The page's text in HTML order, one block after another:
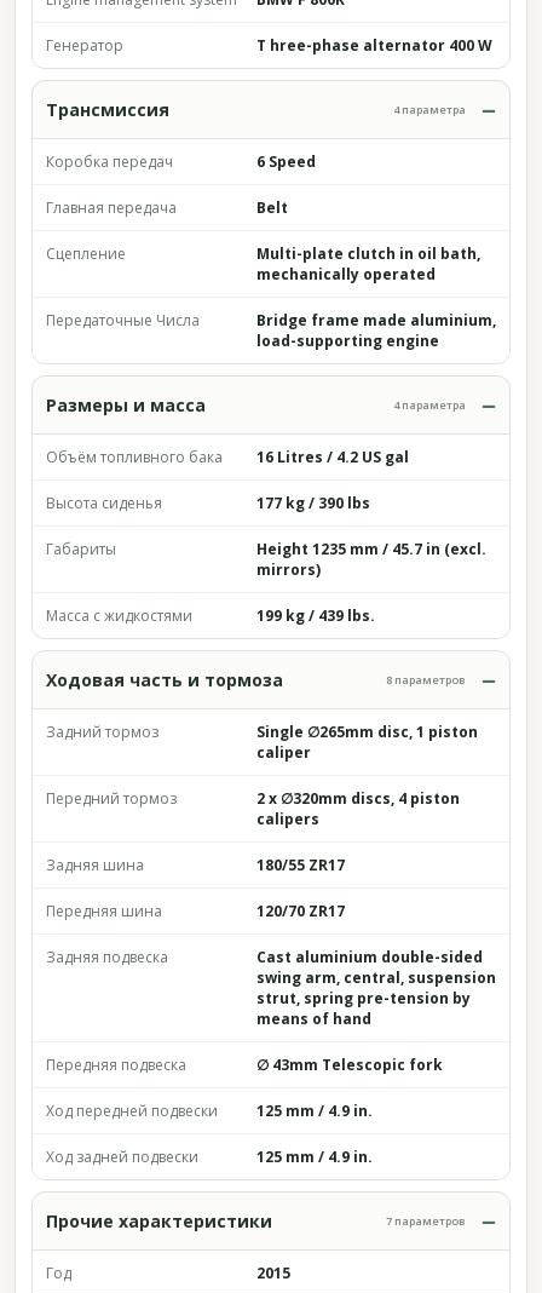
Генератор T hree-phase alternator 400 W
Трансмиссия 4 параметра
Коробка передач 6 Speed
Главная передача Belt
Сцепление
Multi-plate clutch in oil bath,
mechanically operated
Передаточные Числа
Bridge frame made aluminium,
load-supporting engine
Размеры и масса 4 параметра
Объём топливного бака 16 Litres / 4.2 US gal
Высота сиденья 177 kg / 390 lbs
Габариты
Height 1235 mm / 45.7 in (excl.
mirrors)
Масса с жидкостями 199 kg / 439 lbs.
Ходовая часть и тормоза 8 параметров
Задний тормоз
Single ∅265mm disc, 1 piston
caliper
Передний тормоз
2 x ∅320mm discs, 4 piston
calipers
Задняя шина 180/55 ZR17
Передняя шина 120/70 ZR17
Задняя подвеска
Cast aluminium double-sided
swing arm, central, suspension
strut, spring pre-tension by
means of hand
Передняя подвеска ∅ 43mm Telescopic fork
Ход передней подвески 125 mm / 4.9 in.
Ход задней подвески 125 mm / 4.9 in.
Прочие характеристики 7 параметров
Год 2015